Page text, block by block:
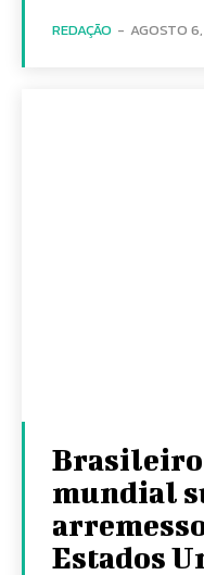
REDAÇÃO - AGOSTO
Brasileiro
mundial
Estados